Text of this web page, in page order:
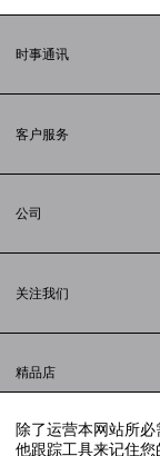
除了运营本网站所
他跟踪工具来记住
时事通讯
客户服务
配送方式
支付
常见问题解答
公司
法律问题
联合国世界粮食计划
举报平台
关注我们
小红书
精品店
寻找附近的精品店
实时聊天客服